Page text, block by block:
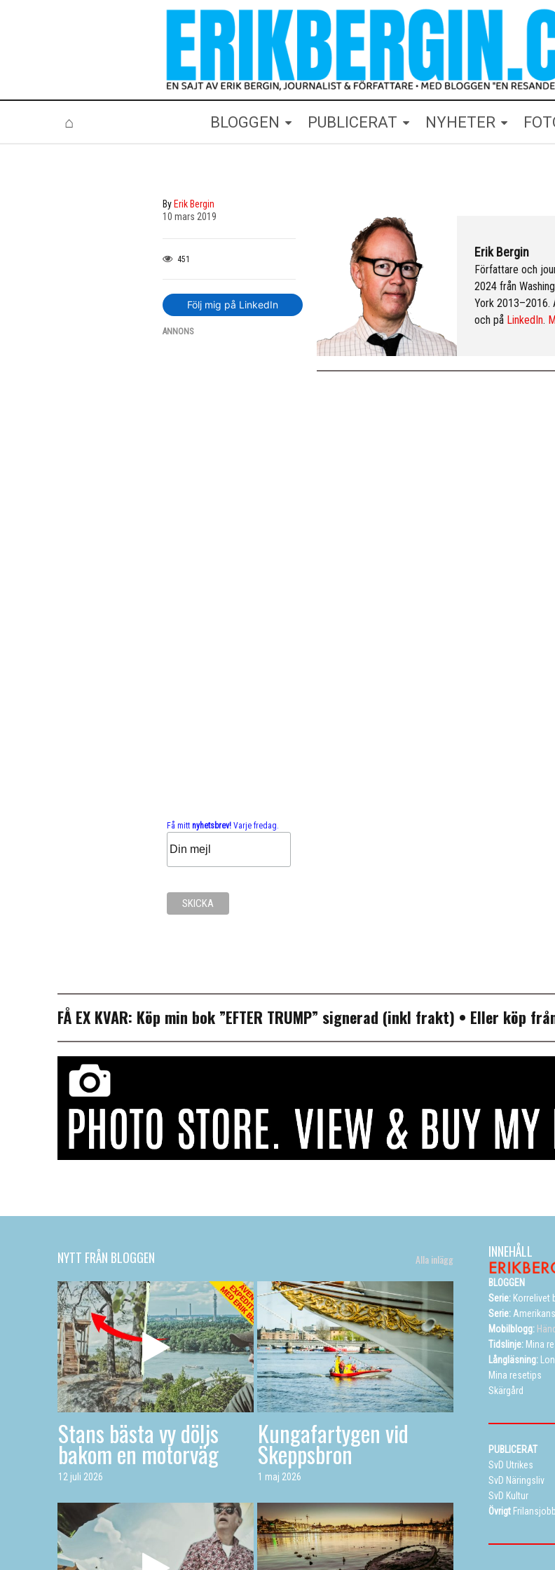
BLOGGEN PUBLICERAT NYHETER
⌂
ByErik Bergin
10 mars 2019
451
Följ mig på LinkedIn
ANNONS
Få mitt nyhetsbrev!Varje fredag.
Erik Bergin
Författare och
2024 från
York 2013–2016.
och på LinkedIn.
FÅ EX KVAR: Köp min bok ”EFTER TRUMP” signerad (inkl frakt) • Eller köp
NYTT FRÅN BLOGGEN Alla inlägg
Stans bästa vy döljs
bakom en motorväg
12 juli 2026
Kungafartygen vid
Skeppsbron
1 maj 2026
INNEHÅLL
BLOGGEN
Serie: Korrelivet
Serie:
Mobilblogg:
Tidslinje: Mina
Långläsning:
Mina resetips
Skärgård
PUBLICERAT
SvD Utrikes
SvD Näringsliv
SvD Kultur
Övrigt Frilansjobb